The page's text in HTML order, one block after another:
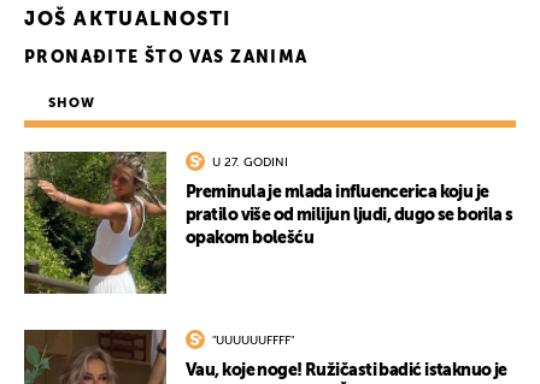
JOŠ AKTUALNOSTI
PRONAĐITE ŠTO VAS ZANIMA
SHOW
U 27. GODINI
Preminula je mlada influencerica koju je
pratilo više od milijun ljudi, dugo se borila s
opakom bolešću
"UUUUUUFFFF"
Vau, koje noge! Ružičasti badić istaknuo je